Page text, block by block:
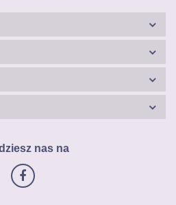
nas na